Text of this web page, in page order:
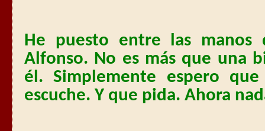
He puesto entre las manos
Alfonso. No es más que una
él. Simplemente espero
escuche. Y que pida. Ahora